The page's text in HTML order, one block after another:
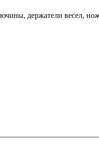
держатели весел,